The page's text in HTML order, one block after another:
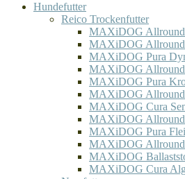
Hundefutter
Reico Trockenfutter
MAXiDOG
MAXiDOG Allround
MAXiDOG Pura
MAXiDOG
MAXiDOG Pura
MAXiDOG
MAXiDOG Cura
MAXiDOG Allround
MAXiDOG Pura
MAXiDOG Allround
MAXiDOG
MAXiDOG Cura